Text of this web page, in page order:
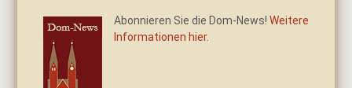
Abonnieren Sie die Dom-News!Weitere
Informationen hier.